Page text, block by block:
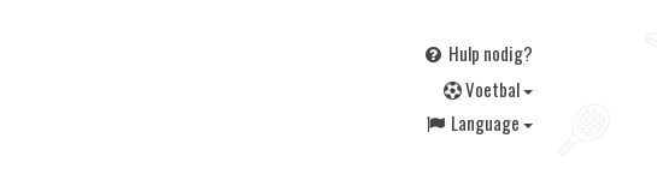
Hulp nodig?
Voetbal
Language